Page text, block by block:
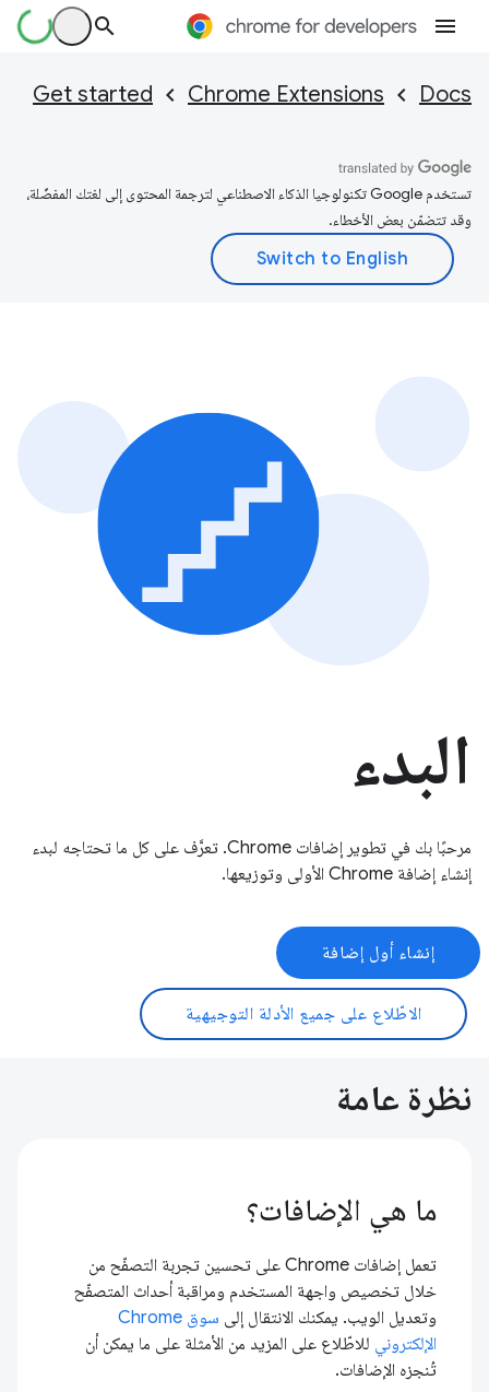
Docs
Chrome Extensions
Get started
تستخدم Google تكنولوجيا الذكاء الاصطناعي لترجمة المحتوى إلى لغتك المفضّلة،
وقد تتضمّن بعض الأخطاء.
البدء
مرحبًا بك في تطوير إضافات Chrome. تعرَّف على كل ما تحتاجه لبدء
إنشاء إضافة Chrome الأولى وتوزيعها.
إنشاء أول إضافة
الاطّلاع على جميع الأدلة التوجيهية
نظرة عامة
ما هي الإضافات؟
تعمل إضافات Chrome على تحسين تجربة التصفّح من
خلال تخصيص واجهة المستخدم ومراقبة أحداث المتصفّح
وتعديل الويب. يمكنك الانتقال إلى
سوق Chrome
الإلكتروني للاطّلاع على المزيد من الأمثلة على ما يمكن أن
تُنجزه الإضافات.